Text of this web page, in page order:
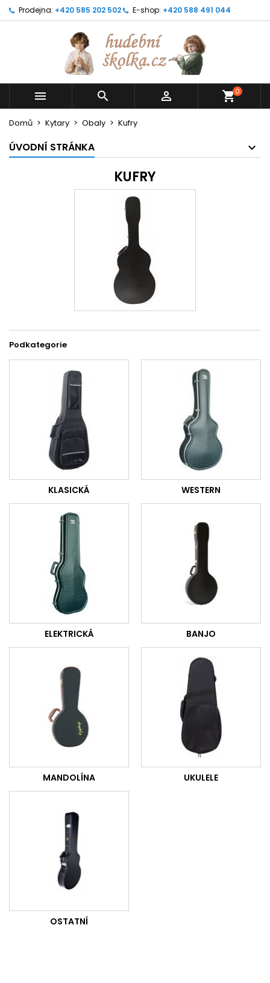
Prodejna: +420 585 202 502 E-shop: +420 588 491 044
   shopping_cart0
Domů Kytary Obaly Kufry
ÚVODNÍ STRÁNKA
KUFRY
Podkategorie
KLASICKÁ WESTERN
ELEKTRICKÁ BANJO
MANDOLÍNA UKULELE
OSTATNÍ